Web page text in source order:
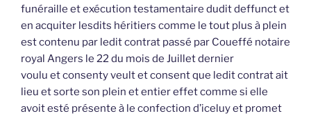
funéraille et exécution testamentaire dudit deffunct et
en acquiter lesdits héritiers comme le tout plus à plein
est contenu par ledit contrat passé par Coueffé notaire
royal Angers le 22 du mois de Juillet dernier
voulu et consenty veult et consent que ledit contrat ait
lieu et sorte son plein et entier effet comme si elle
avoit esté présente à le confection d’iceluy et promet